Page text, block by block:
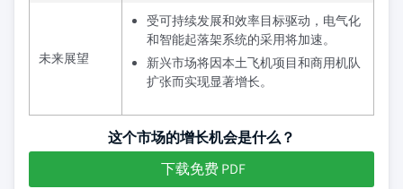
未来展望
受可持续发展和效率目标驱动，电气化
和智能起落架系统的采用将加速。
新兴市场将因本土飞机项目和商用机队
扩张而实现显著增长。
这个市场的增长机会是什么？
下载免费 PDF